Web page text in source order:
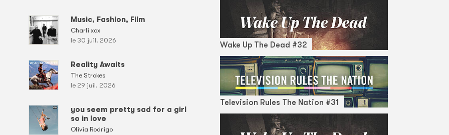
Music, Fashion, Film
Charli xcx
le 30 juil. 2026
Reality Awaits
The Strokes
le 29 juil. 2026
you seem pretty sad for a girl
so in love
Olivia Rodrigo
Wake Up The Dead #32
Television Rules The Nation #31